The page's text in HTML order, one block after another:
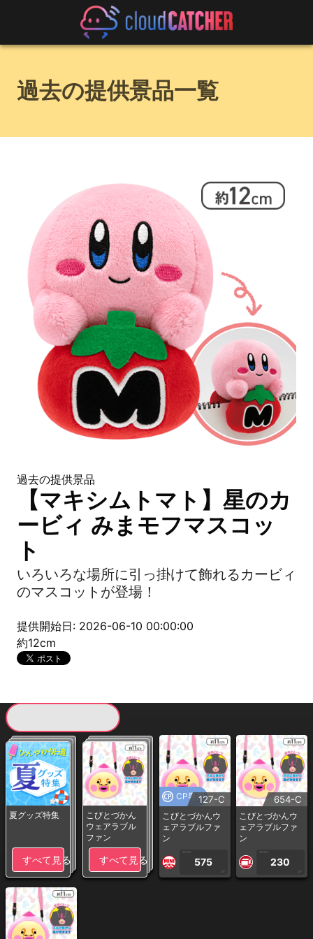
過去の提供景品一覧
過去の提供景品
【マキシムトマト】星のカ
ービィ みまモフマスコッ
ト
いろいろな場所に引っ掛けて飾れるカービィ
のマスコットが登場！
提供開始日: 2026-06-10 00:00:00
約12cm
夏グッズ特集
すべて見る
こびとづかん
ウェアラブル
ファン
すべて見る
CP専用127-C
こびとづかんウ
ェアラブルファ
ン
1PLAY
575
CP
654-C
こびとづかんウ
ェアラブルファ
ン
1PLAY
230
CP